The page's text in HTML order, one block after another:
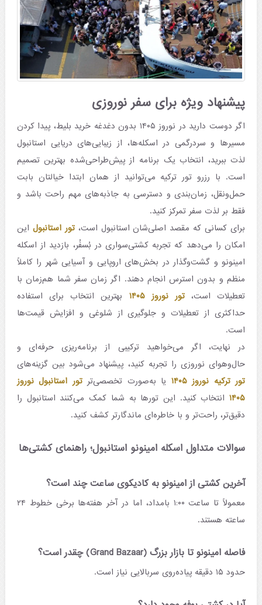
پیشنهاد ویژه برای سفر نوروزی
اگر دوست دارید در نوروز ۱۴۰۵ بدون دغدغه خرید بلیط، پیدا کردن
مسیرها و سردرگمی در اسکله‌ها، از زیبایی‌های دریایی استانبول
لذت ببرید، انتخاب یک برنامه از پیش‌طراحی‌شده بهترین تصمیم
است. با رزرو تور ترکیه می‌توانید از همان ابتدا خیالتان بابت
حمل‌ونقل، زمان‌بندی و دسترسی به جاذبه‌های مهم راحت باشد و
فقط بر لذت سفر تمرکز کنید.
برای کسانی که مقصد اصلی‌شان استانبول است،تور استانبول این
امکان را می‌دهد که تجربه کشتی‌سواری در بُسفُر، بازدید از اسکله
امینونو و گشت‌وگذار در بخش‌های اروپایی و آسیایی شهر را کاملاً
منظم و بدون استرس انجام دهند. اگر زمان سفر شما هم‌زمان با
تعطیلات است،تور نوروز ۱۴۰۵
بهترین انتخاب برای استفاده
حداکثری از تعطیلات و جلوگیری از شلوغی و افزایش قیمت‌ها
است.
در نهایت، اگر می‌خواهید ترکیبی از برنامه‌ریزی حرفه‌ای و
حال‌وهوای نوروزی را تجربه کنید، پیشنهاد می‌شود بین گزینه‌های
تور ترکیه نوروز ۱۴۰۵
یا به‌صورت تخصصی‌ترتور استانبول نوروز
۱۴۰۵انتخاب کنید. این تورها به شما کمک می‌کنند استانبول را
دقیق‌تر، راحت‌تر و با خاطره‌ای ماندگارتر کشف کنید.
سوالات متداول اسکله امینونو استانبول؛ راهنمای کشتی‌ها
آخرین کشتی از امینونو به کادیکوی ساعت چند است؟
معمولاً تا ساعت ۱:۰۰ بامداد، اما در آخر هفته‌ها برخی خطوط ۲۴
ساعته هستند.
فاصله امینونو تا بازار بزرگ (Grand Bazaar) چقدر است؟
حدود ۱۵ دقیقه پیاده‌روی سربالایی نیاز است.